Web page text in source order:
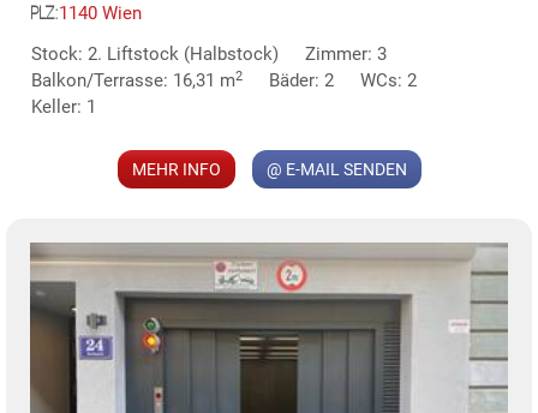
PLZ:1140 Wien
Stock: 2. Liftstock (Halbstock)
Zimmer: 3
Balkon/Terrasse: 16,31 m2 Bäder: 2
WCs: 2
Keller: 1
MEHR INFO @ E-MAIL SENDEN